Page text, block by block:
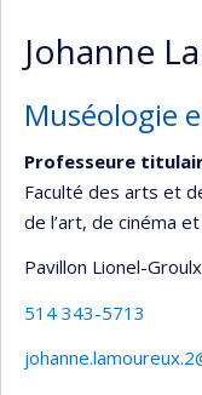
Johanne
Muséologie
Professeure
Faculté des arts et
de l’art, de cinéma
Pavillon Lionel-Groulx
514 343-5713